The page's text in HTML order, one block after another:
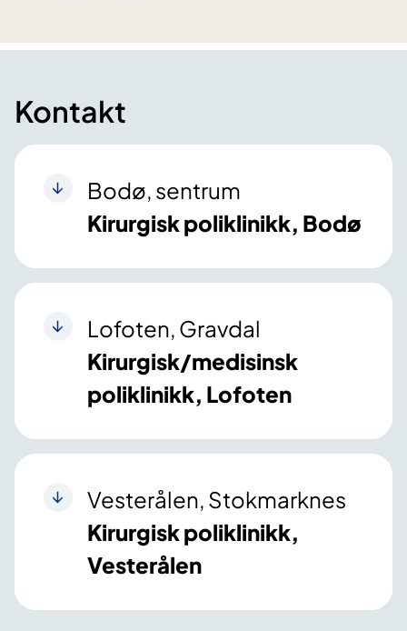
Kontakt
Bodø, sentrum
Kirurgisk poliklinikk, Bodø
Lofoten, Gravdal
Kirurgisk/medisinsk
poliklinikk, Lofoten
Vesterålen, Stokmarknes
Kirurgisk poliklinikk,
Vesterålen